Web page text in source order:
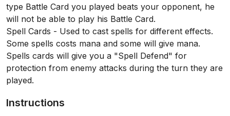
type Battle Card you played beats your opponent, he
will not be able to play his Battle Card.
Spell Cards - Used to cast spells for different effects.
Some spells costs mana and some will give mana.
Spells cards will give you a "Spell Defend" for
protection from enemy attacks during the turn they are
played.
Instructions